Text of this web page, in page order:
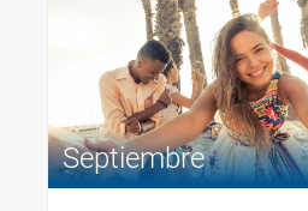
Septiembre